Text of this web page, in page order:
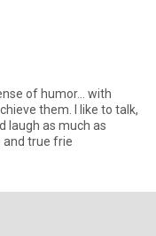
of humor... with
them. I like to talk,
laugh as much as
and true frie